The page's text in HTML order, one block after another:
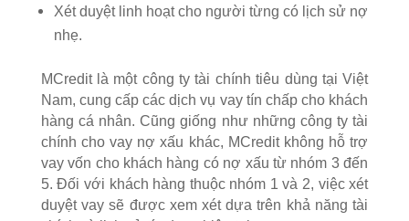
Xét duyệt linh hoạt cho người từng có lịch sử nợ
nhẹ.
MCredit là một công ty tài chính tiêu dùng tại Việt
Nam, cung cấp các dịch vụ vay tín chấp cho khách
hàng cá nhân. Cũng giống như những công ty tài
chính cho vay nợ xấu khác, MCredit không hỗ trợ
vay vốn cho khách hàng có nợ xấu từ nhóm 3 đến
5. Đối với khách hàng thuộc nhóm 1 và 2, việc xét
duyệt vay sẽ được xem xét dựa trên khả năng tài